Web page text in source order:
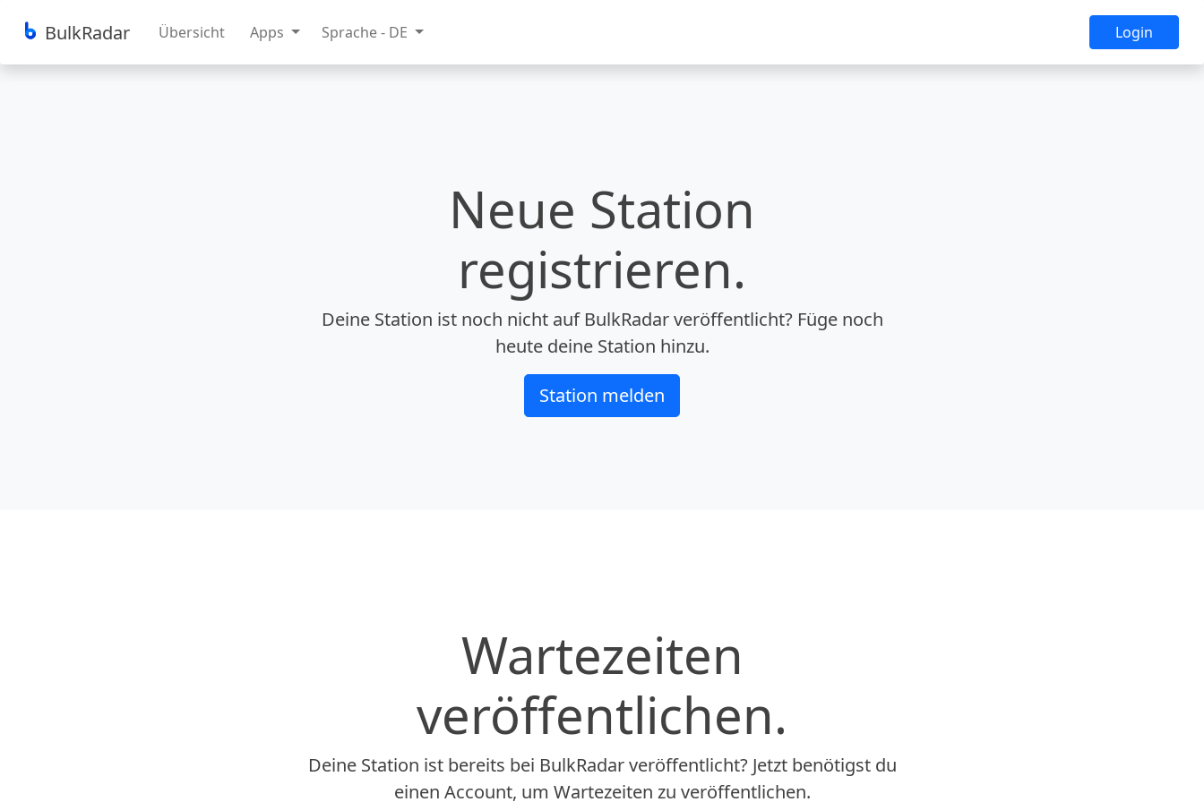
BulkRadar Übersicht Apps Sprache - DE Login
Neue Station
registrieren.
Deine Station ist noch nicht auf BulkRadar veröffentlicht? Füge noch
heute deine Station hinzu.
Station melden
Wartezeiten
veröffentlichen.
Deine Station ist bereits bei BulkRadar veröffentlicht? Jetzt benötigst du
einen Account, um Wartezeiten zu veröffentlichen.